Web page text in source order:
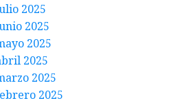
2025
2025
2025
2025
2025
2025